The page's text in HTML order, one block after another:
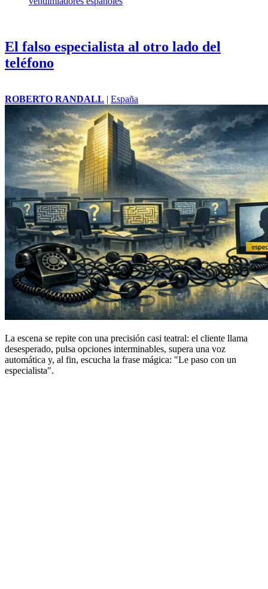
El falso especialista al otro lado del
teléfono
ROBERTO RANDALL | España
La escena se repite con una precisión casi teatral: el cliente llama
desesperado, pulsa opciones interminables, supera una voz
automática y, al fin, escucha la frase mágica: "Le paso con un
especialista".